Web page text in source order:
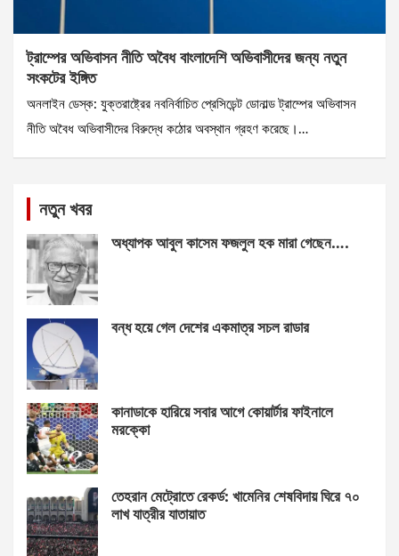
ট্রাম্পের অভিবাসন নীতি অবৈধ বাংলাদেশি অভিবাসীদের জন্য নতুন
সংকটের ইঙ্গিত
অনলাইন ডেস্ক: যুক্তরাষ্ট্রের নবনির্বাচিত প্রেসিডেন্ট ডোনাল্ড ট্রাম্পের অভিবাসন
নীতি অবৈধ অভিবাসীদের বিরুদ্ধে কঠোর অবস্থান গ্রহণ করেছে।…
নতুন খবর
অধ্যাপক আবুল কাসেম ফজলুল হক মারা গেছেন….
বন্ধ হয়ে গেল দেশের একমাত্র সচল রাডার
কানাডাকে হারিয়ে সবার আগে কোয়ার্টার ফাইনালে
মরক্কো
তেহরান মেট্রোতে রেকর্ড: খামেনির শেষবিদায় ঘিরে ৭০
লাখ যাত্রীর যাতায়াত